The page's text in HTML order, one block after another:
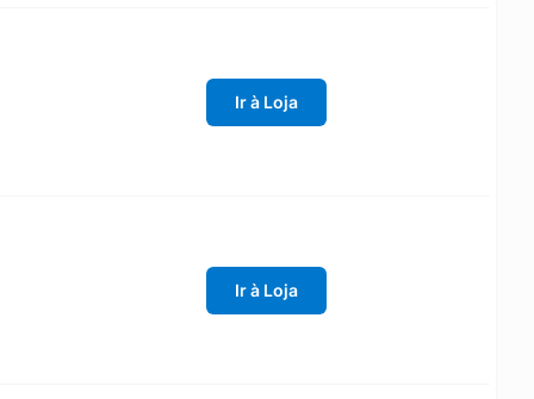
Ir à Loja
Ir à Loja